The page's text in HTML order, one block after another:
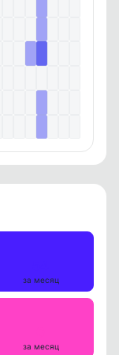
17.03.2026
за месяц
за месяц